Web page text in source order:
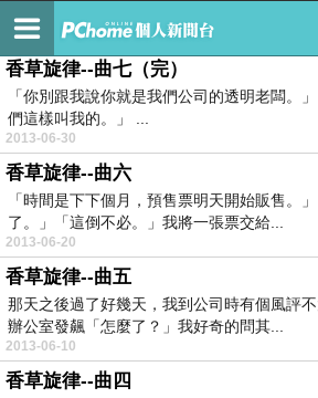
天空的時光
香草旋律--曲七（完）
「你別跟我說你就是我們公司的透明老闆。
們這樣叫我的。」 ...
2013-06-30
香草旋律--曲六
「時間是下下個月，預售票明天開始販售。
了。」「這倒不必。」我將一張票交給...
2013-06-20
香草旋律--曲五
那天之後過了好幾天，我到公司時有個風評
辦公室發飆「怎麼了？」我好奇的問其...
2013-06-10
香草旋律--曲四